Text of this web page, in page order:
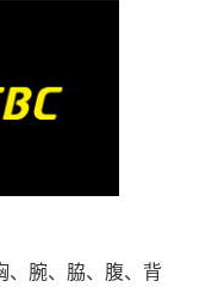
、腕、脇、腹、背